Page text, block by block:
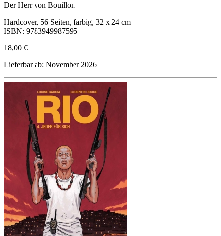
Der Herr von Bouillon
Hardcover, 56 Seiten, farbig, 32 x 24 cm
ISBN: 9783949987595
18,00 €
Lieferbar ab: November 2026